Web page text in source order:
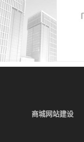
商城网站建设